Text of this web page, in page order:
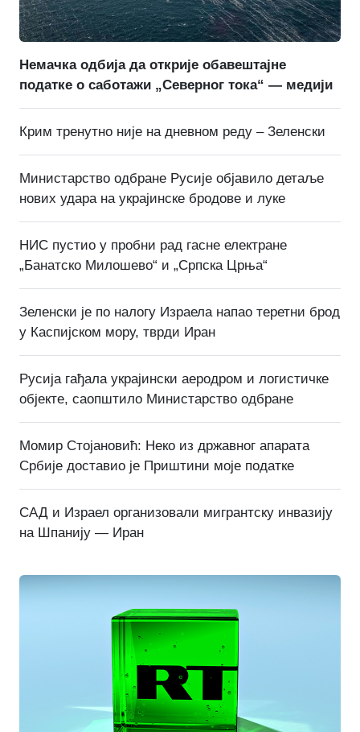
Немачка одбија да открије обавештајне
податке о саботажи „Северног тока“ — медији
Крим тренутно није на дневном реду – Зеленски
Министарство одбране Русије објавило детаље
нових удара на украјинске бродове и луке
НИС пустио у пробни рад гасне електране
„Банатско Милошево“ и „Српска Црња“
Зеленски је по налогу Израела напао теретни брод
у Каспијском мору, тврди Иран
Русија гађала украјински аеродром и логистичке
објекте, саопштило Министарство одбране
Момир Стојановић: Неко из државног апарата
Србије доставио је Приштини моје податке
САД и Израел организовали мигрантску инвазију
на Шпанију — Иран